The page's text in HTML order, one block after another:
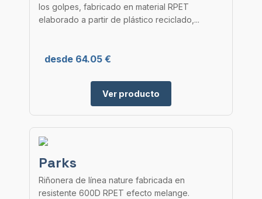
los golpes, fabricado en material RPET
elaborado a partir de plástico reciclado,...
desde 64.05 €
Ver producto
Parks
Riñonera de línea nature fabricada en
resistente 600D RPET efecto melange.